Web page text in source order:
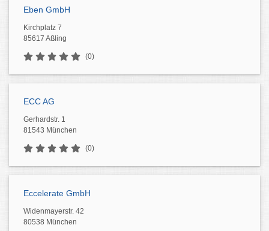
Eben GmbH
Kirchplatz 7
85617 Aßling
(0)
ECC AG
Gerhardstr. 1
81543 München
(0)
Eccelerate GmbH
Widenmayerstr. 42
80538 München